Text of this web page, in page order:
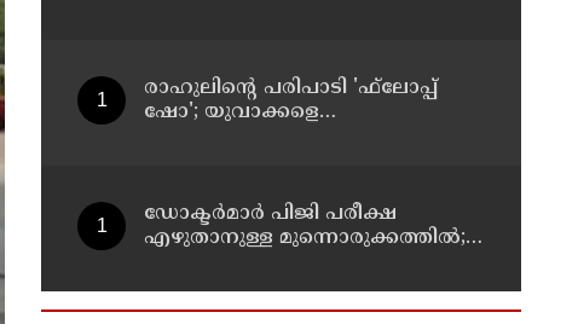
രാഹുലിന്റെ പരിപാടി 'ഫ്‌ലോപ്പ്
ഷോ'; യുവാക്കളെ
ഡോക്ടര്‍മാര്‍ പിജി പരീക്ഷ
എഴുതാനുള്ള മുന്നൊരുക്കത്തില്‍;
കുടുംബാരോഗ്യ കേന്ദ്രം
അടച്ചുപൂട്ടി